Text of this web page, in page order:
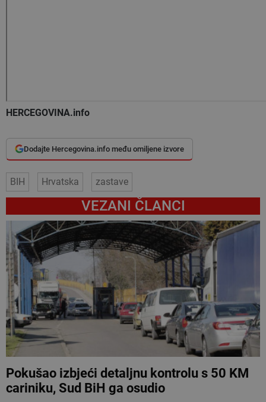
HERCEGOVINA.info
Dodajte Hercegovina.info među omiljene izvore
BIH Hrvatska zastave
VEZANI ČLANCI
Pokušao izbjeći detaljnu kontrolu s 50 KM
cariniku, Sud BiH ga osudio